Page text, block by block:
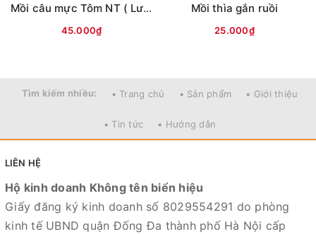
Mồi câu mực Tôm NT ( Lưng vằn )
45.000₫
Mồi thìa gắn ruồi
25.000₫
Tìm kiếm nhiều: • Trang chủ • Sản phẩm • Giới thiệu
• Tin tức • Hướng dẫn
LIÊN HỆ
Hộ kinh doanh Không tên biển hiệu
Giấy đăng ký kinh doanh số 8029554291 do phòng
kinh tế UBND quận Đống Đa thành phố Hà Nội cấp